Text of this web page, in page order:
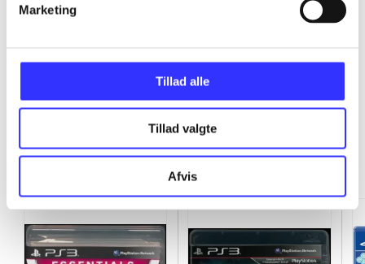
Marketing
Tillad alle
Tillad valgte
Afvis
Minder om